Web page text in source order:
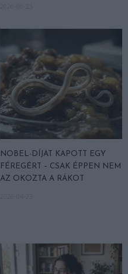
NOBEL-DÍJAT KAPOTT EGY
FÉREGÉRT – CSAK ÉPPEN NEM
AZ OKOZTA A RÁKOT